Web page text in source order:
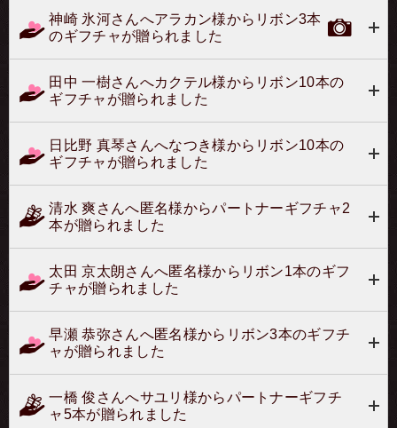
神崎 氷河さんへアラカン様からリボン3本
のギフチャが贈られました
田中 一樹さんへカクテル様からリボン10本の
ギフチャが贈られました
日比野 真琴さんへなつき様からリボン10本の
ギフチャが贈られました
清水 爽さんへ匿名様からパートナーギフチャ2
本が贈られました
太田 京太朗さんへ匿名様からリボン1本のギフ
チャが贈られました
早瀬 恭弥さんへ匿名様からリボン3本のギフチ
ャが贈られました
一橋 俊さんへサユリ様からパートナーギフチ
ャ5本が贈られました